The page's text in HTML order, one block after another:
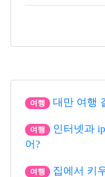
여행 대만 여행
여행
인터넷과
어?
여행 집에서 키